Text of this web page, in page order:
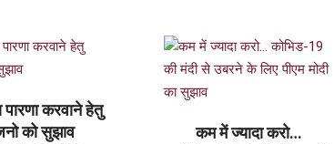
पारणा करवाने हेतु
को सुझाव
कम में ज्यादा करो…